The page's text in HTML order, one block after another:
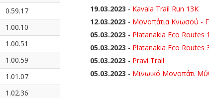
0.59.17
1.00.10
1.00.51
1.00.59
1.01.07
1.02.36
19.03.2023 - Kavala Trail Run 13K
12.03.2023 - Μονοπάτια Κνωσού -
05.03.2023 - Platanakia Eco Routes
05.03.2023 - Platanakia Eco Routes
05.03.2023 - Pravi Trail
05.03.2023 - Μινωικό Μονοπάτι